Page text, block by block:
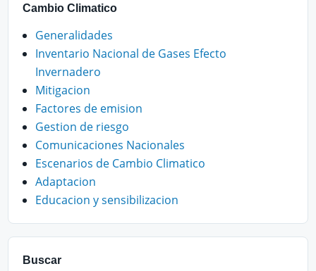
Cambio Climatico
Generalidades
Inventario Nacional de Gases Efecto
Invernadero
Mitigacion
Factores de emision
Gestion de riesgo
Comunicaciones Nacionales
Escenarios de Cambio Climatico
Adaptacion
Educacion y sensibilizacion
Buscar